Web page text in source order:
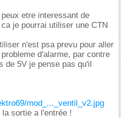
etre interessant de
je pourrai utiliser une CTN
n'est psa prevu pour aller
d'alarme, par contre
de 5V je pense pas qu'il
mod_..._ventil_v2.jpg
sortie a l'entrée !